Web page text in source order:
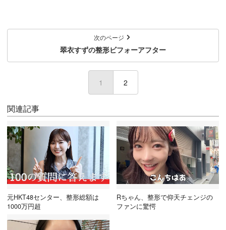
次のページ
翠衣すずの整形ビフォーアフター
1 (current)
2
関連記事
元HKT48センター、整形総額は
1000万円超
Rちゃん、整形で仰天チェンジの
ファンに驚愕